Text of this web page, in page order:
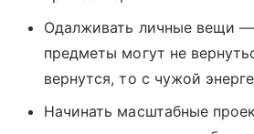
Одалживать личные вещи
предметы могут не
вернутся, то с чужой
Начинать масштабные